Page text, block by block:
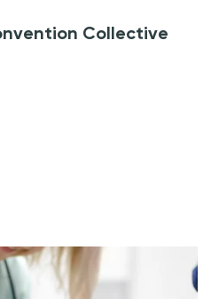
Collective